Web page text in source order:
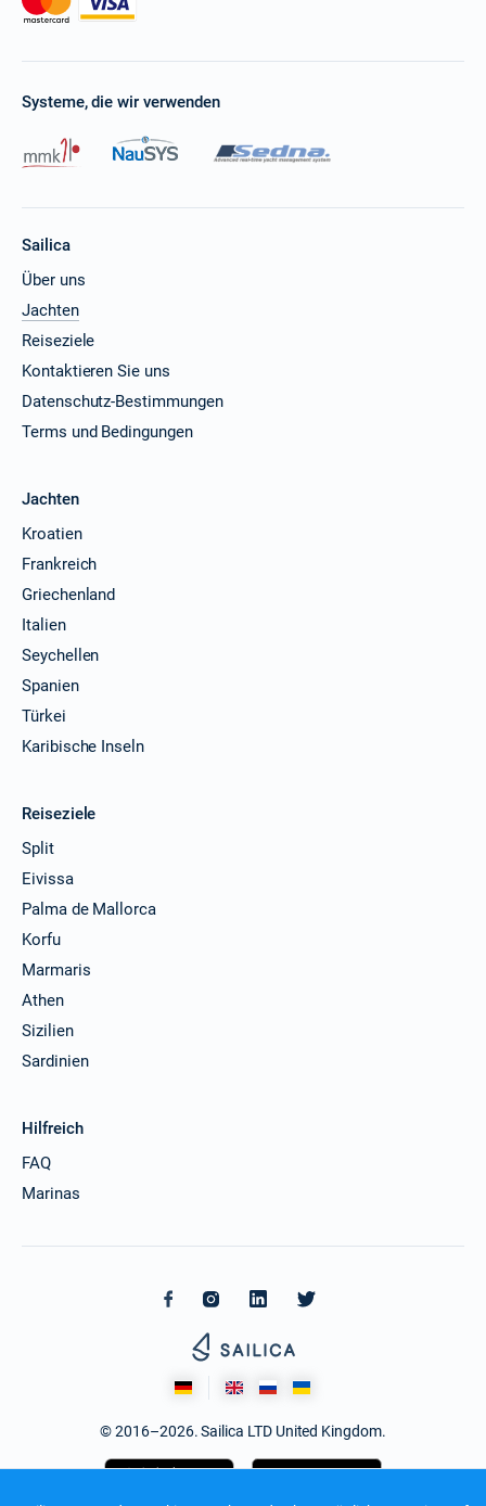
Systeme, die wir verwenden
Sailica
Über uns
Jachten
Reiseziele
Kontaktieren Sie uns
Datenschutz-Bestimmungen
Terms und Bedingungen
Jachten
Kroatien
Frankreich
Griechenland
Italien
Seychellen
Spanien
Türkei
Karibische Inseln
Reiseziele
Split
Eivissa
Palma de Mallorca
Korfu
Marmaris
Athen
Sizilien
Sardinien
Hilfreich
FAQ
Marinas
© 2016–2026. Sailica LTD United Kingdom.